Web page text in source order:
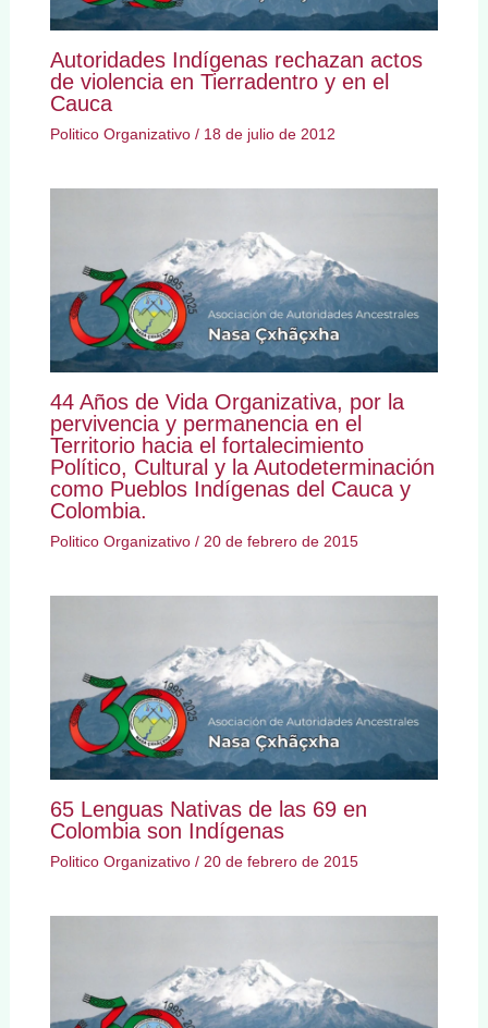
Autoridades Indígenas rechazan actos
de violencia en Tierradentro y en el
Cauca
Politico Organizativo/ 18 de julio de 2012
44 Años de Vida Organizativa, por la
pervivencia y permanencia en el
Territorio hacia el fortalecimiento
Político, Cultural y la Autodeterminación
como Pueblos Indígenas del Cauca y
Colombia.
Politico Organizativo/ 20 de febrero de 2015
65 Lenguas Nativas de las 69 en
Colombia son Indígenas
Politico Organizativo/ 20 de febrero de 2015